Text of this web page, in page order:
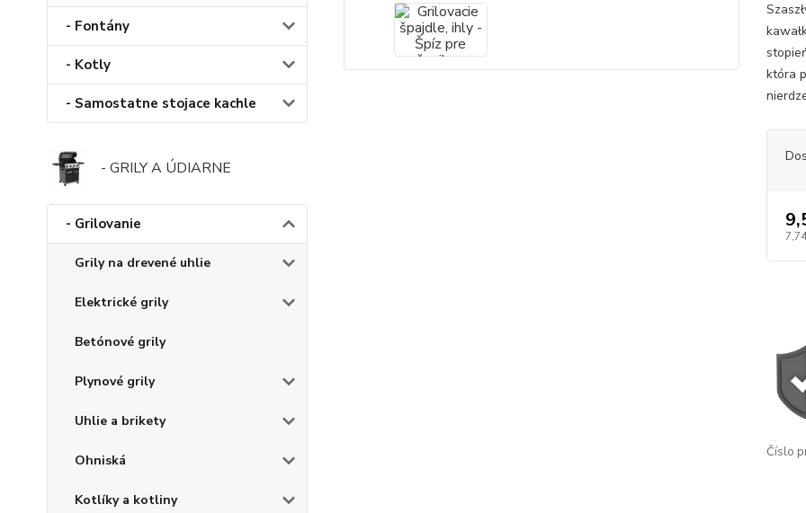
- Fontány
- Kotly
- Samostatne stojace kachle
- GRILY A ÚDIARNE
- Grilovanie
Grily na drevené uhlie
Elektrické grily
Betónové grily
Plynové grily
Uhlie a brikety
Ohniská
Kotlíky a kotliny
która
Číslo